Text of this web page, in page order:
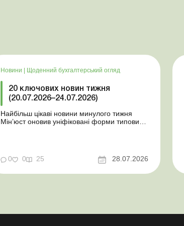
Новини Щоденний бухгалтерський огляд
20 ключових новин тижня
(20.07.2026–24.07.2026)
Найбільш цікаві новини минулого тижня
Мін’юст оновив уніфіковані форми типових
«у розшуку»: що потрібно знати
0 0 25 28.07.2026